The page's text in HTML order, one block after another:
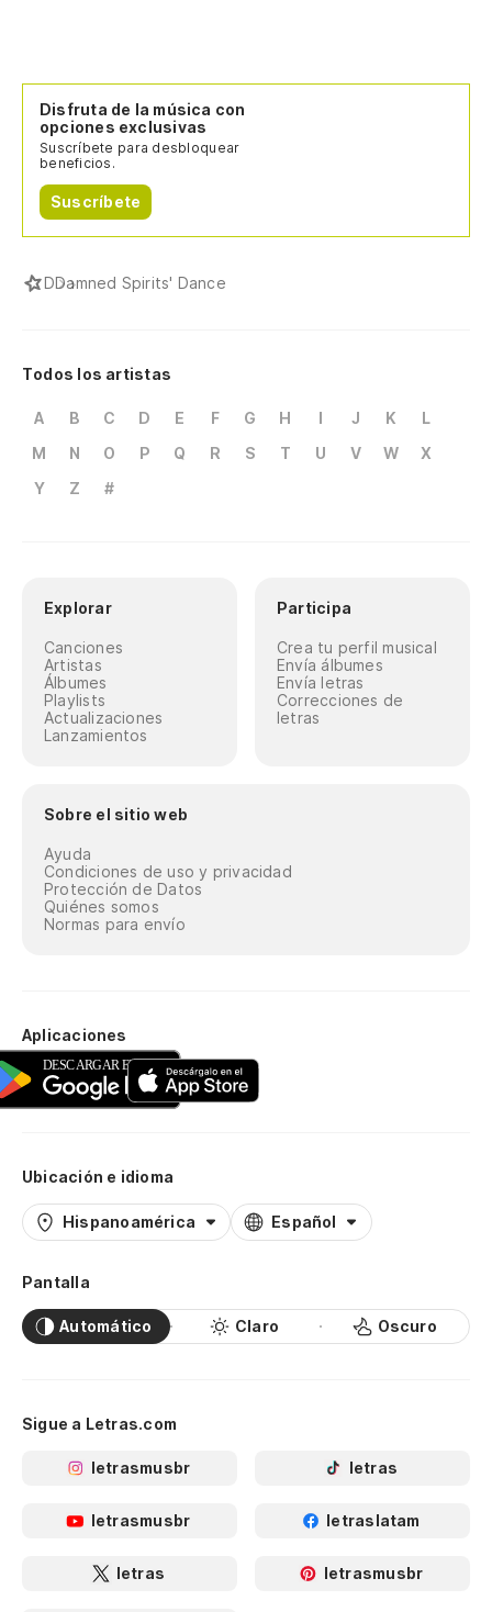
Disfruta de la música con
opciones exclusivas
Suscríbete para desbloquear
beneficios.
Suscríbete
DDamned Spirits' Dance
Todos los artistas
A B C D E F G H I J K
L
M
N O P Q R S T U V W
X
Y
Z #
Explorar
Canciones
Artistas
Álbumes
Playlists
Actualizaciones
Lanzamientos
Participa
Crea tu perfil musical
Envía álbumes
Envía letras
Correcciones de
letras
Sobre el sitio web
Ayuda
Condiciones de uso y privacidad
Protección de Datos
Quiénes somos
Normas para envío
Aplicaciones
Ubicación e idioma
Hispanoamérica Español
Pantalla
Automático Claro Oscuro
Sigue a Letras.com
letrasmusbr letras
letrasmusbr letraslatam
letras letrasmusbr